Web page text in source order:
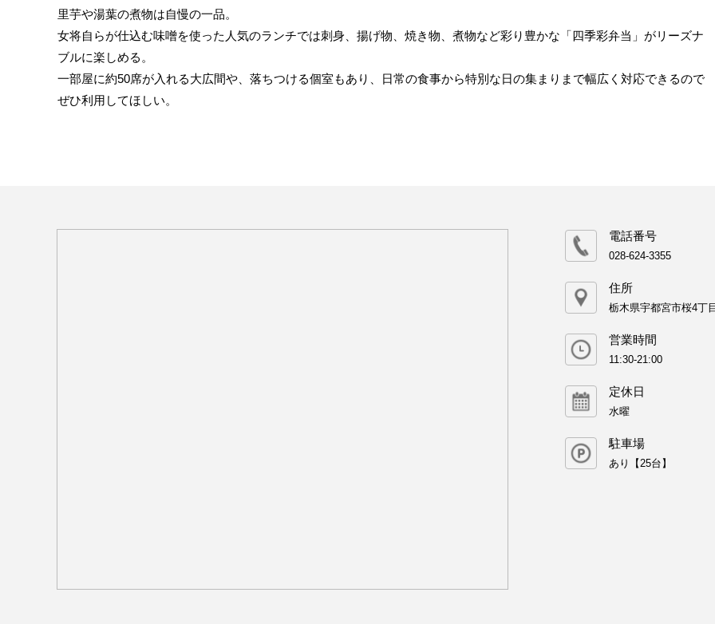
里芋や湯葉の煮物は自慢の一品。
女将自らが仕込む味噌を使った人気のランチでは刺身、揚げ物、焼き物、煮物など彩り豊かな「四季彩弁当」がリーズナ
ブルに楽しめる。
一部屋に約50席が入れる大広間や、落ちつける個室もあり、日常の食事から特別な日の集まりまで幅広く対応できるので
ぜひ利用してほしい。
電話番号
028-624-3355
住所
栃木県宇都宮市桜4丁
営業時間
11:30-21:00
定休日
水曜
駐車場
あり【25台】